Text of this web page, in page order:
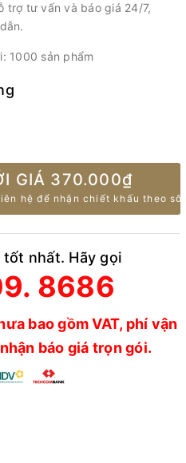
trợ tư vấn và báo giá 24/7,
1000 sản phẩm
GIÁ 370.000₫
hệ để nhận chiết khấu theo số
nhất. Hãy gọi
8686
bao gồm VAT, phí vận
báo giá trọn gói.